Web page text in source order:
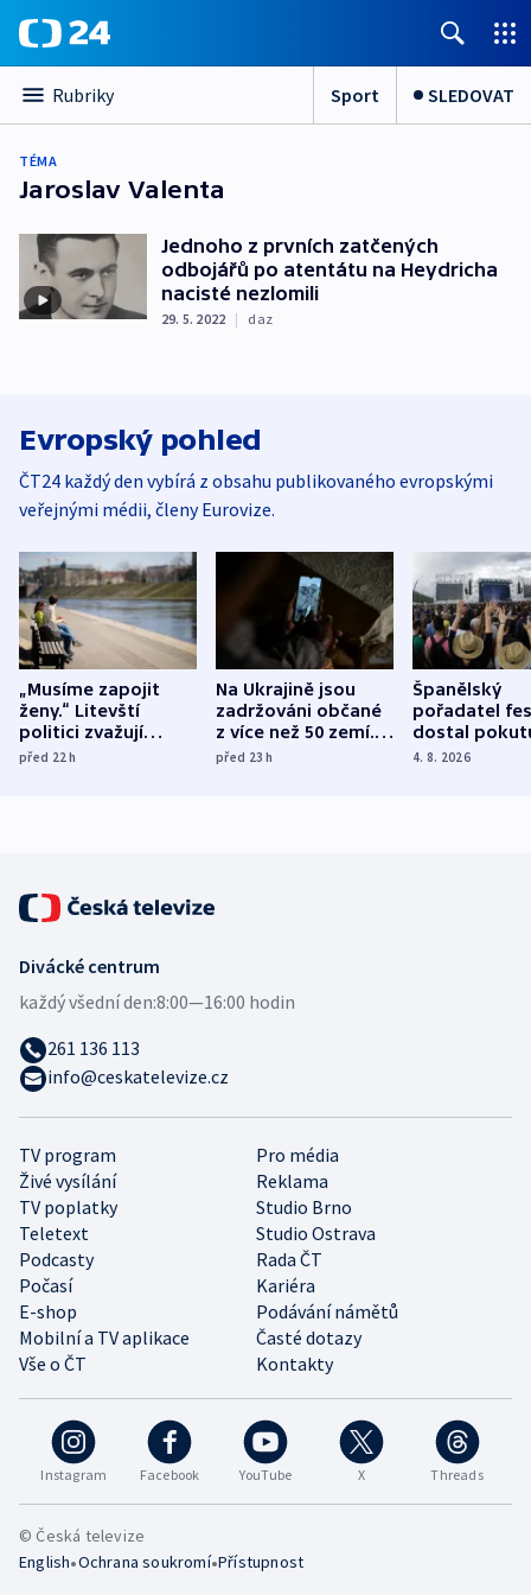
Rubriky Sport SLEDOVAT
TÉMA
Jaroslav Valenta
Jednoho z prvních zatčených
odbojářů po atentátu na Heydricha
nacisté nezlomili
29. 5. 2022 | daz
Evropský pohled
ČT24 každý den vybírá z obsahu publikovaného evropskými
veřejnými médii, členy Eurovize.
„Musíme zapojit
ženy.“ Litevští
politici zvažují
dohodu o
před 22h
Na Ukrajině jsou
zadržováni občané
z více než 50 zemí.
Bojovali na straně
před 23h
Španělský
pořadatel
dostal
nekalé
4. 8. 2026
Instagram Facebook YouTube X Threads
TV program
Pro média
Živé vysílání
Reklama
TV poplatky
Studio Brno
Teletext
Studio Ostrava
Podcasty
Rada ČT
Počasí
Kariéra
E-shop
Podávání námětů
Mobilní a TV aplikace
Časté dotazy
Vše o ČT
Kontakty
Divácké centrum
každý všední den:8:00—16:00 hodin
261 136 113
info@ceskatelevize.cz
© Česká televize
English•Ochrana soukromí•Přístupnost